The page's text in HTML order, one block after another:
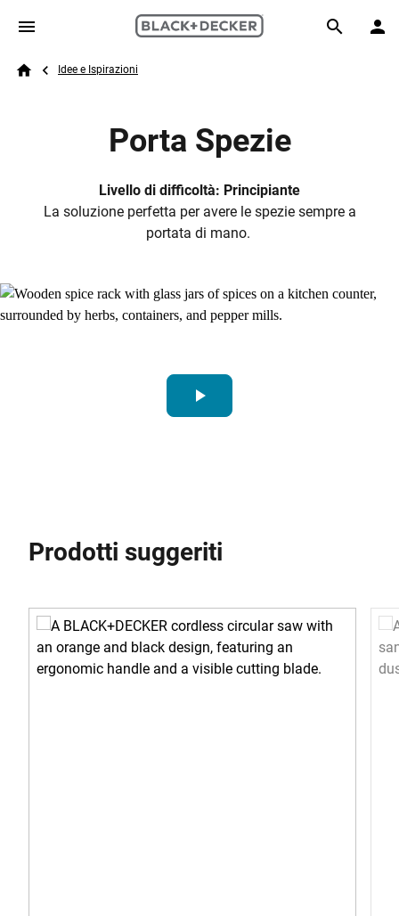
Skip to main content
Search
Breadcrumb
Idee e Ispirazioni
Porta Spezie
Livello di difficoltà: Principiante
La soluzione perfetta per avere le spezie sempre a
portata di mano.
play_arrow
Prodotti suggeriti